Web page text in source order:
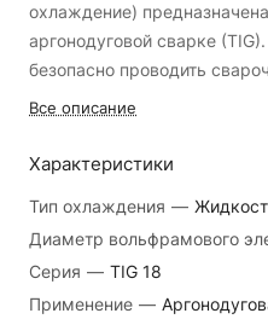
охлаждение)
аргонодуговой сварке
безопасно проводить
- Тип горелки:
- Длина кабеля: 4 метра.
Преимущества :
Сварочная горелка ПТК TIG
Все описание
Характеристики
Тип охлаждения —
Диаметр вольфрамового
Серия — TIG 18
Применение —